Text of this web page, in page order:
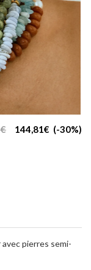
144,81€ (-30%)
pierres semi-